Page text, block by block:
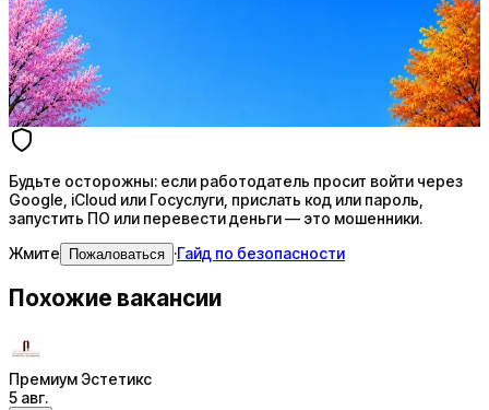
Будьте осторожны: если работодатель просит войти через
Google, iCloud или Госуслуги, прислать код или пароль,
запустить ПО или перевести деньги — это мошенники.
Жмите
Пожаловаться ·Гайд по безопасности
Похожие вакансии
Премиум Эстетикс
5 авг.